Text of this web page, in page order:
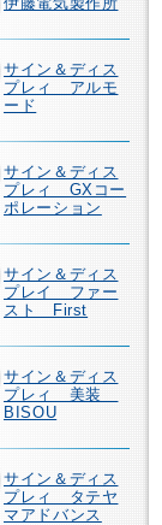
サイン＆ディス
プレィ アルモ
ード
サイン＆ディス
プレィ GXコー
ポレーション
サイン＆ディス
プレイ ファー
スト First
サイン＆ディス
プレィ 美装
BISOU
サイン＆ディス
プレィ タテヤ
マアドバンス